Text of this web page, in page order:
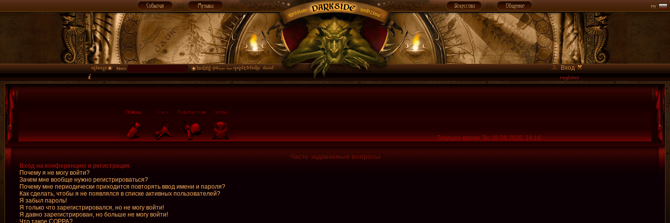
Вход
Текущее время: Вс 09.08.2026, 14:16
Часто задаваемые вопросы
Вход на конференцию и регистрация
Почему я не могу войти?
Зачем мне вообще нужно регистрироваться?
Почему мне периодически приходится повторять ввод имени и пароля?
Как сделать, чтобы я не появлялся в списке активных пользователей?
Я забыл пароль!
Я только что зарегистрировался, но не могу войти!
Я давно зарегистрирован, но больше не могу войти!
Что такое COPPA?